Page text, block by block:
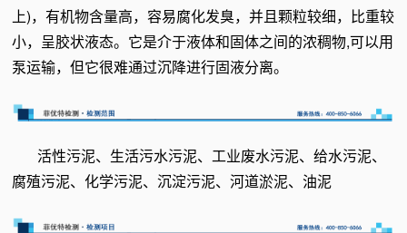
上)，有机物含量高，容易腐化发臭，并且颗粒较细，比重较
小，呈胶状液态。它是介于液体和固体之间的浓稠物,可以用
泵运输，但它很难通过沉降进行固液分离。
活性污泥、生活污水污泥、工业废水污泥、给水污泥、
腐殖污泥、化学污泥、沉淀污泥、河道淤泥、油泥